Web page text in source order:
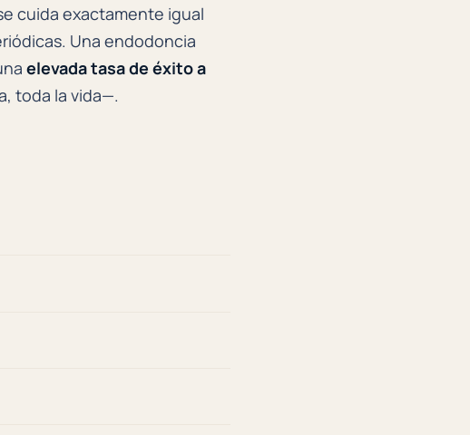
cuida exactamente igual
Una endodoncia
elevada tasa de éxito a
toda la vida—.